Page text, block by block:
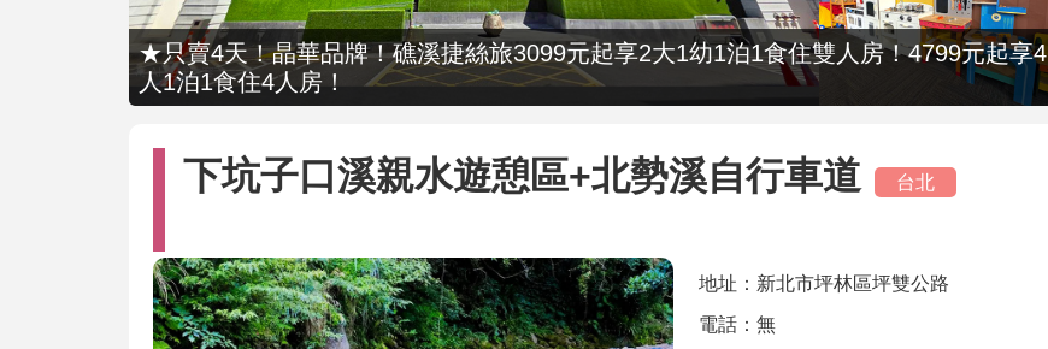
★只賣4天！晶華品牌！礁溪捷絲旅3099元起享2大1幼1泊1食住雙人房！4799元起享4
人1泊1食住4人房！
下坑子口溪親水遊憩區+北勢溪自行車道 台北
地址：新北市坪林區坪雙公路
電話：無